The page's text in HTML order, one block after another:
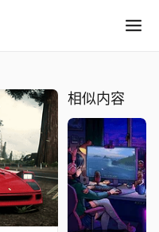
相似内容